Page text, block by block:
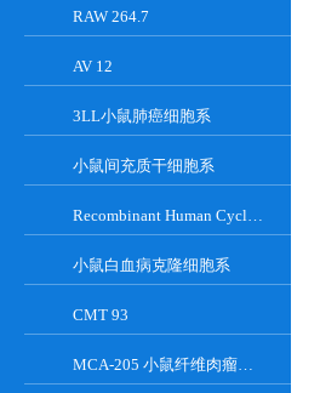
RAW 264.7
AV 12
3LL小鼠肺癌细胞系
小鼠间充质干细胞系
Recombinant Human Cyclin-Dependent Kinase Inhibitor 2A
小鼠白血病克隆细胞系
CMT 93
MCA-205 小鼠纤维肉瘤细胞系